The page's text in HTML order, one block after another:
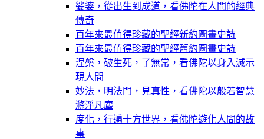
娑婆，從出生到成道，看佛陀在人間的經典
傳奇
百年來最值得珍藏的聖經新約圖畫史詩
百年來最值得珍藏的聖經舊約圖畫史詩
涅槃，破生死，了無常，看佛陀以身入滅示
現人間
妙法，明法門，見真性，看佛陀以般若智慧
滌淨凡塵
度化，行遍十方世界，看佛陀遊化人間的故
事